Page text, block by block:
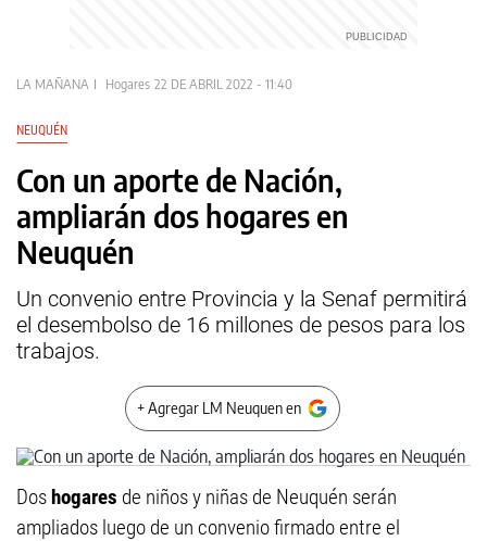
LA MAÑANA Hogares 22 DE ABRIL 2022 - 11:40
NEUQUÉN
Con un aporte de Nación,
ampliarán dos hogares en
Neuquén
Un convenio entre Provincia y la Senaf permitirá
el desembolso de 16 millones de pesos para los
trabajos.
+ Agregar LM Neuquen en
Doshogares de niños y niñas de Neuquén serán
ampliados luego de un convenio firmado entre el